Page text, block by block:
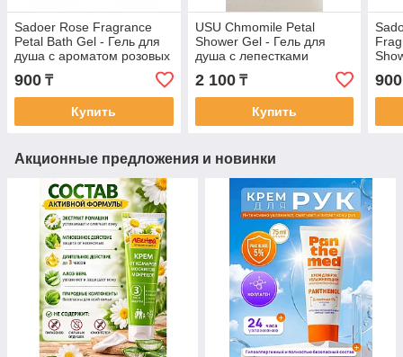
Sadoer Rose Fragrance
Petal Bath Gel - Гель для
душа с ароматом розовых
лепестков ( туман с розой)
300 мл
900 ₸
Купить
USU Chmomile Petal
Shower Gel - Гель для
душа с лепестками
ромашки 600 мг
2 100₸
Купить
900
Акционные предложения и новинки